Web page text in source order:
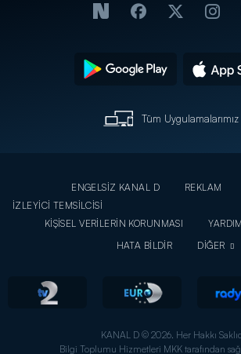
Tüm Uygulamalarımız
ENGELSİZ KANAL D REKLAM
İZLEYİCİ TEMSİLCİSİ
KİŞİSEL VERİLERİN KORUNMASI
YARDIM
HATA BİLDİR
DİĞER
KANAL D © 2026. Her Hakkı
Bilgi Toplumu Hizmetleri MKK tarafından